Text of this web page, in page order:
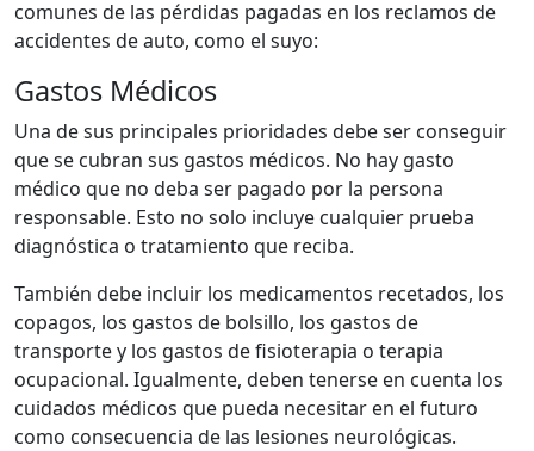
comunes de las pérdidas pagadas en los reclamos de
accidentes de auto, como el suyo:
Gastos Médicos
Una de sus principales prioridades debe ser conseguir
que se cubran sus gastos médicos. No hay gasto
médico que no deba ser pagado por la persona
responsable. Esto no solo incluye cualquier prueba
diagnóstica o tratamiento que reciba.
También debe incluir los medicamentos recetados, los
copagos, los gastos de bolsillo, los gastos de
transporte y los gastos de fisioterapia o terapia
ocupacional. Igualmente, deben tenerse en cuenta los
cuidados médicos que pueda necesitar en el futuro
como consecuencia de las lesiones neurológicas.